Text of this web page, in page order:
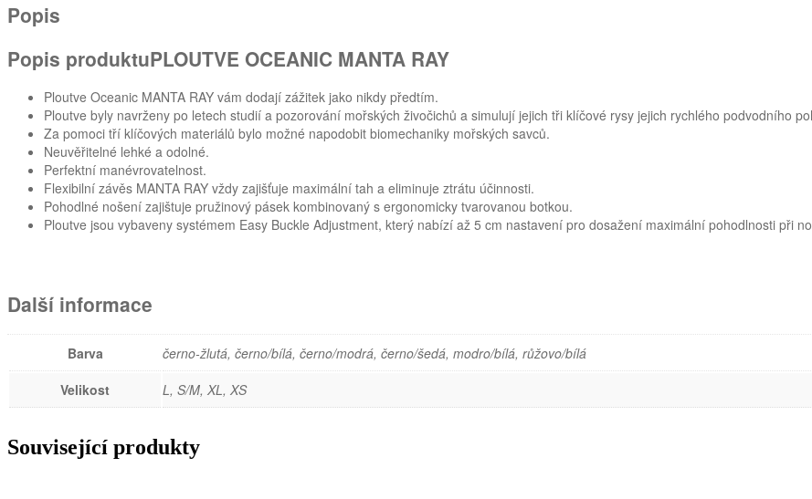
Popis
Popis produktuPLOUTVE OCEANIC MANTA RAY
Ploutve Oceanic MANTA RAY vám dodají zážitek jako nikdy předtím.
Ploutve byly navrženy po letech studií a pozorování mořských živočichů a simulují jejich tři klíčové rysy jejich rychlého podvodního
Za pomoci tří klíčových materiálů bylo možné napodobit biomechaniky mořských savců.
Neuvěřitelné lehké a odolné.
Perfektní manévrovatelnost.
Flexibilní závěs MANTA RAY vždy zajišťuje maximální tah a eliminuje ztrátu účinnosti.
Pohodlné nošení zajištuje pružinový pásek kombinovaný s ergonomicky tvarovanou botkou.
Ploutve jsou vybaveny systémem Easy Buckle Adjustment, který nabízí až 5 cm nastavení pro dosažení maximální pohodlnosti při
Další informace
Barva
černo-žlutá, černo/bílá, černo/modrá, černo/šedá, modro/bílá, růžovo/bílá
Velikost
L, S/M, XL, XS
Související produkty